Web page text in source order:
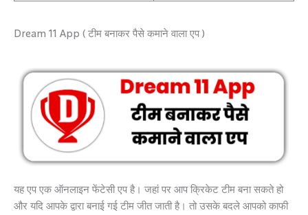
Dream 11 App ( टीम बनाकर पैसे कमाने वाला एप )
यह एप एक ऑनलाइन फेंटेसी एप है। जहां पर आप क्रिकेट टीम बना सकते हो
और यदि आपके द्वारा बनाई गई टीम जीत जाती है। तो उसके बदले आपको काफी